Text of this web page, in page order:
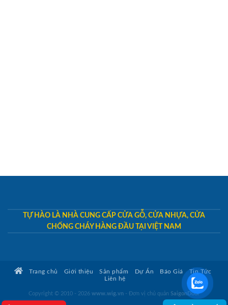
TỰ HÀO LÀ NHÀ CUNG CẤP CỬA GỖ, CỬA NHỰA, CỬA
CHỐNG CHÁY HÀNG ĐẦU TẠI VIỆT NAM
Trang chủ Giới thiệu Sản phẩm Dự Án Báo Giá
Tin Tức
Liên hệ
Copyright © 2010 - 2026 www.wig.vn - Đơn vị chủ quản SaigonDoor